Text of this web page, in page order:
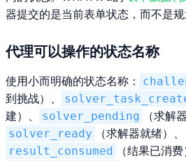
器提交的是当前表单状态，而不是规
代理可以操作的状态名称
使用小而明确的状态名称：
到挑战）、
建）、
solver_pending
（求解
solver_ready
（求解器就绪）、
result_consumed
（结果已消费